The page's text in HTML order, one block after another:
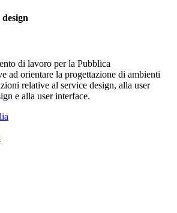
di lavoro per la Pubblica
ad orientare la progettazione di ambienti
relative al service design, alla user
e alla user interface.